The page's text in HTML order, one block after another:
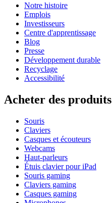
Notre histoire
Emplois
Investisseurs
Centre d'apprentissage
Blog
Presse
Développement durable
Recyclage
Accessibilité
Acheter des produits
Souris
Claviers
Casques et écouteurs
Webcams
Haut-parleurs
Étuis clavier pour iPad
Souris gaming
Claviers gaming
Casques gaming